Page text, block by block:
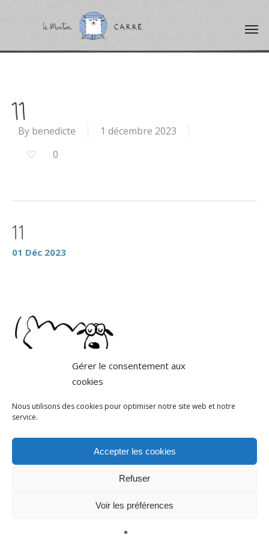
Gérer le consentement aux
cookies
Nous utilisons des cookies pour optimiser notre site web et notre
service.
Accepter les cookies
Refuser
Voir les préférences
11By benedicte
1 décembre 2023
0
11
01 Déc 2023